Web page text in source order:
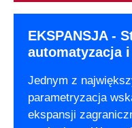
EKSPANSJA -
automatyzacja
Jednym z
parametryzacja
ekspansji